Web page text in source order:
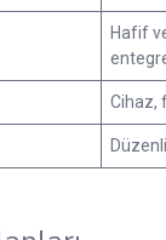
Hafif
Cihaz,